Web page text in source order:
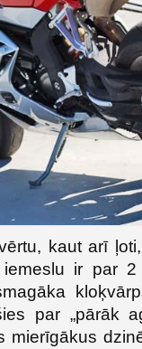
kaut arī
iemeslu ir par
par „pārāk